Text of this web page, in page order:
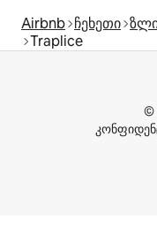
Airbnb ჩეხეთი
Traplice
©